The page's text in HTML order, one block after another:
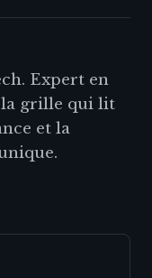
Expert en
la grille qui lit
et la